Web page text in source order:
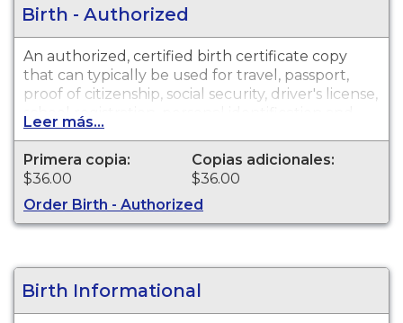
Birth - Authorized
An authorized, certified birth certificate copy
that can typically be used for travel, passport,
proof of citizenship, social security, driver's license,
school registration, personal identification and
other legal purposes. Birth Certificates are
available for events that occurred in Alameda
County from 1880 to present.
Leer más...
Primera copia:
$36.00
Copias adicionales:
$36.00
Order Birth - Authorized
Birth Informational